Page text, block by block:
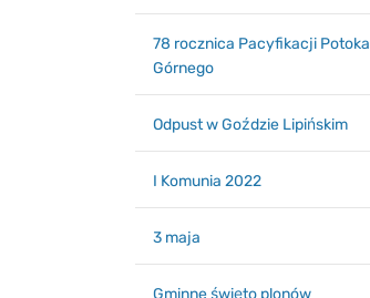
78 rocznica Pacyfikacji Potoka
Górnego
Odpust w Goździe Lipińskim
I Komunia 2022
3 maja